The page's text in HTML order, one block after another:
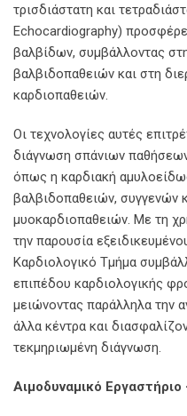
τρισδιάστατη και
Echocardiography)
βαλβίδων, συμβάλλοντας
βαλβιδοπαθειών και στη
καρδιοπαθειών.
Οι τεχνολογίες αυτές
διάγνωση σπάνιων
όπως η καρδιακή
βαλβιδοπαθειών, συγγενών
μυοκαρδιοπαθειών. Με τη
την παρουσία
Καρδιολογικό Τμήμα
επιπέδου καρδιολογικής
μειώνοντας παράλληλα την
άλλα κέντρα και
τεκμηριωμένη διάγνωση.
Αιμοδυναμικό